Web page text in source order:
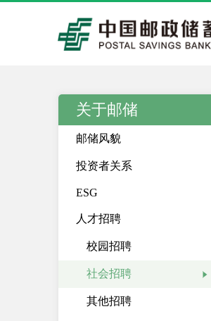
关于邮储
邮储风貌
投资者关系
ESG
人才招聘
校园招聘
社会招聘
其他招聘